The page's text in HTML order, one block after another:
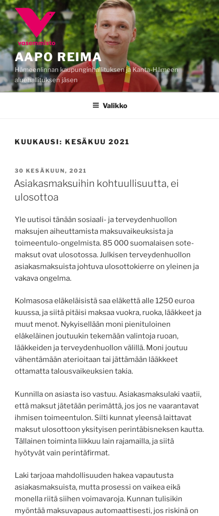
Siirry
sisältöön
AAPO REIMA
Hämeenlinnan kaupunginhallituksen ja Kanta-Hämeen
aluehallituksen jäsen
Valikko
KUUKAUSI: KESÄKUU 2021
JULKAISTU
30 KESÄKUUN, 2021
Asiakasmaksuihin kohtuullisuutta, ei
ulosottoa
Yle uutisoi tänään sosiaali- ja terveydenhuollon
maksujen aiheuttamista maksuvaikeuksista ja
toimeentulo-ongelmista. 85 000 suomalaisen sote-
maksut ovat ulosotossa. Julkisen terveydenhuollon
asiakasmaksuista johtuva ulosottokierre on yleinen ja
vakava ongelma.
Kolmasosa eläkeläisistä saa eläkettä alle 1250 euroa
kuussa, ja siitä pitäisi maksaa vuokra, ruoka, lääkkeet ja
muut menot. Nykyisellään moni pienituloinen
eläkeläinen joutuukin tekemään valintoja ruoan,
lääkkeiden ja terveydenhuollon välillä. Moni joutuu
vähentämään aterioitaan tai jättämään lääkkeet
ottamatta talousvaikeuksien takia.
Kunnilla on asiasta iso vastuu. Asiakasmaksulaki vaatii,
että maksut jätetään perimättä, jos jos ne vaarantavat
ihmisen toimeentulon. Silti kunnat yleensä laittavat
maksut ulosottoon yksityisen perintäbisneksen kautta.
Tällainen toiminta liikkuu lain rajamailla, ja siitä
hyötyvät vain perintäfirmat.
Laki tarjoaa mahdollisuuden hakea vapautusta
asiakasmaksuista, mutta prosessi on vaikea eikä
monella riitä siihen voimavaroja. Kunnan tulisikin
myöntää maksuvapaus automaattisesti, jos riskinä on